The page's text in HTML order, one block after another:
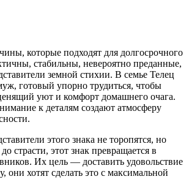
которые подходят для долгосрочного
стабильны, невероятно преданные,
земной стихии. В семье Телец
готовый упорно трудиться, чтобы
уют и комфорт домашнего очага.
к деталям создают атмосферу
этого знака не торопятся, но
страсти, этот знак превращается в
Их цель — доставить удовольствие
они хотят сделать это с максимальной